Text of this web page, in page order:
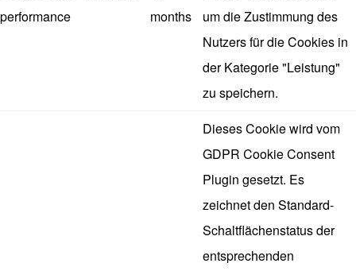
performance
months
um die Zustimmung des
Nutzers für die Cookies in
der Kategorie "Leistung"
zu speichern.
Dieses Cookie wird vom
GDPR Cookie Consent
Plugin gesetzt. Es
zeichnet den Standard-
Schaltflächenstatus der
entsprechenden